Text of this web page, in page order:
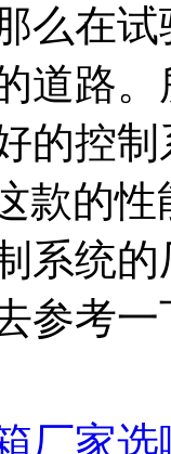
么在
道路
的控
款的
系统
参考
厂家选